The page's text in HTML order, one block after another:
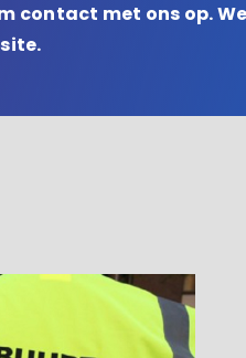
contact met ons op.